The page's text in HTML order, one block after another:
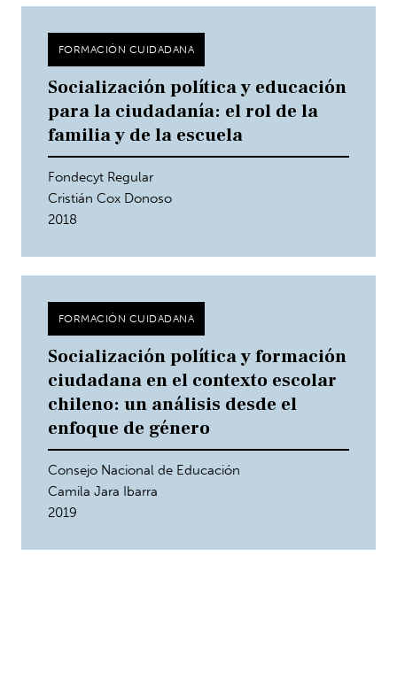
FORMACIÓN CUIDADANA
Socialización política y educación
para la ciudadanía: el rol de la
familia y de la escuela
Fondecyt Regular
Cristián Cox Donoso
2018
FORMACIÓN CUIDADANA
Socialización política y formación
ciudadana en el contexto escolar
chileno: un análisis desde el
enfoque de género
Consejo Nacional de Educación
Camila Jara Ibarra
2019